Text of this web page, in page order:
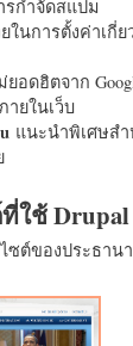
รกำจัดสแปม
ในการตั้งค่าเกี่
ยอดฮิตจาก
ายในเว็บ
แนะนำพิเศษส
ใช้ Drupal
ซต์ของประธาน